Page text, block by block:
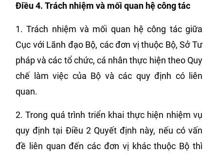
Điều 4. Trách nhiệm và mối quan hệ công tác
1. Trách nhiệm và mối quan hệ công tác giữa
Cục với Lãnh đạo Bộ, các đơn vị thuộc Bộ, Sở Tư
pháp và các tổ chức, cá nhân thực hiện theo Quy
chế làm việc của Bộ và các quy định có liên
quan.
2. Trong quá trình triển khai thực hiện nhiệm vụ
quy định tại Điều 2 Quyết định này, nếu có vấn
đề liên quan đến các đơn vị khác thuộc Bộ thì